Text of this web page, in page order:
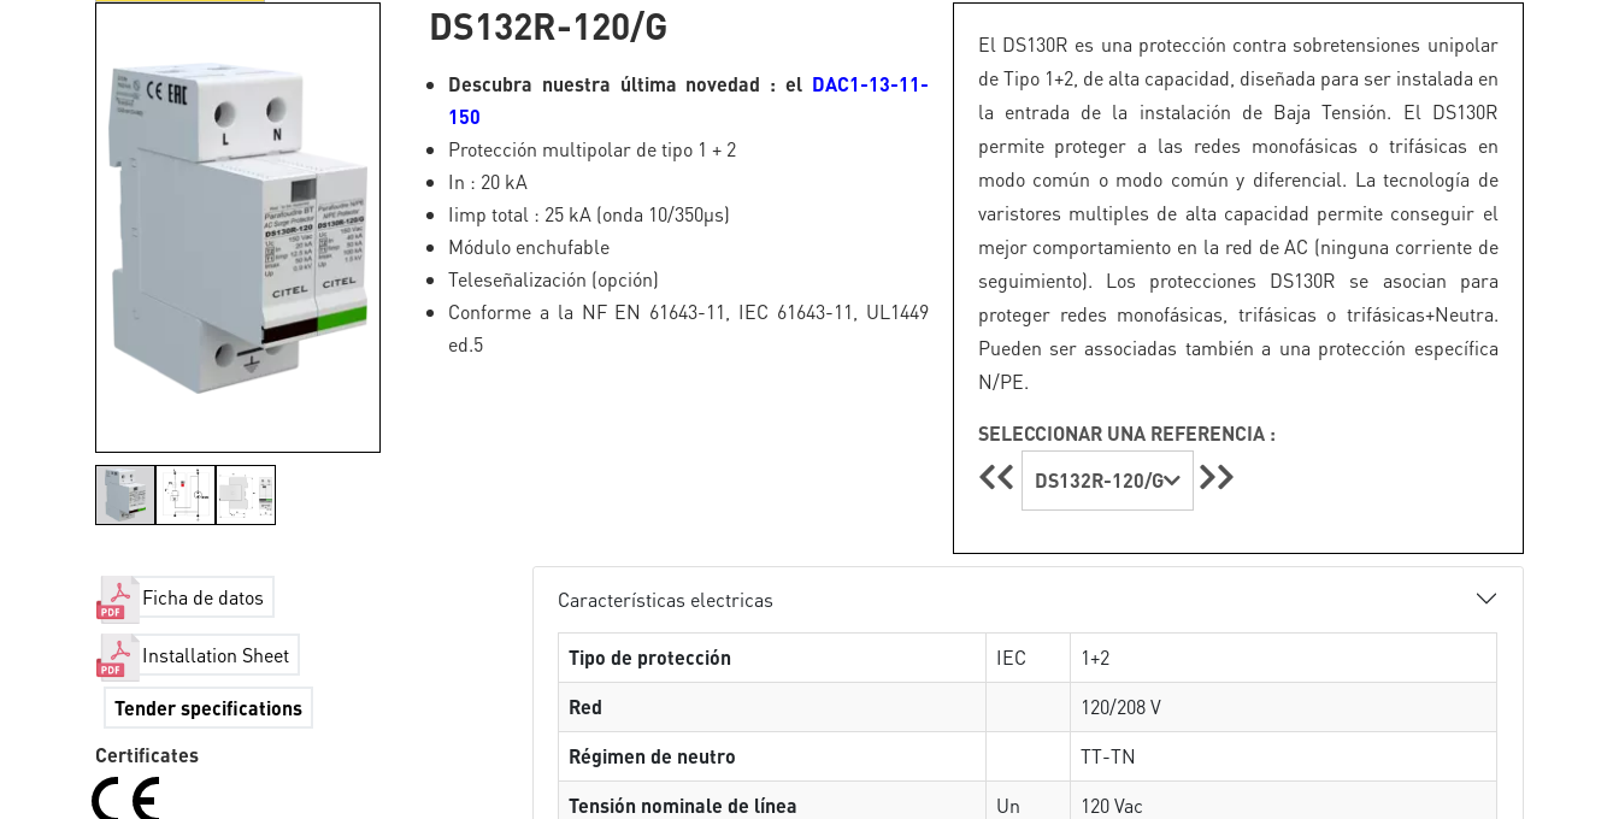
DS132R-120/G
Descubra nuestra última novedad : el DAC1-13-11-
150
Protección multipolar de tipo 1 + 2
In : 20 kA
Iimp total : 25 kA (onda 10/350µs)
Módulo enchufable
Teleseñalización (opción)
Conforme a la NF EN 61643-11, IEC 61643-11, UL1449
ed.5
El DS130R es una protección contra sobretensiones unipolar
de Tipo 1+2, de alta capacidad, diseñada para ser instalada en
la entrada de la instalación de Baja Tensión. El DS130R
permite proteger a las redes monofásicas o trifásicas en
modo común o modo común y diferencial. La tecnología de
varistores multiples de alta capacidad permite conseguir el
mejor comportamiento en la red de AC (ninguna corriente de
seguimiento). Los protecciones DS130R se asocian para
proteger redes monofásicas, trifásicas o trifásicas+Neutra.
Pueden ser associadas también a una protección específica
N/PE.
SELECCIONAR UNA REFERENCIA :
DS132R-120/G
Ficha de datos
Installation Sheet
Tender specifications
Certificates
Características electricas
Tipo de protección IEC
1+2
Red
120/208 V
Régimen de neutro
TT-TN
Tensión nominale de línea
Un
120 Vac